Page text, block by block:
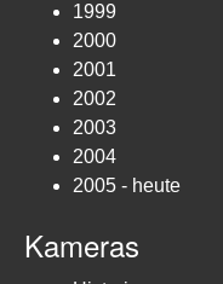
1999
2000
2001
2002
2003
2004
2005 - heute
Kameras